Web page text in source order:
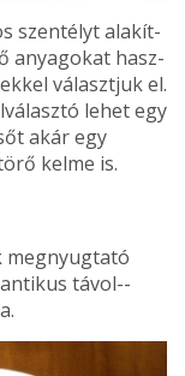
szentélyt alakít­
anyagokat hasz­
választjuk el.
lehet egy
akár egy
kelme is.
megnyugtató
távol-­